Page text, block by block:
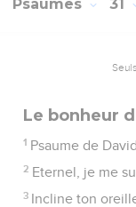
Psaumes 31
Le bonheur
1 Psaume de
2 Eternel, je me
3 Incline ton